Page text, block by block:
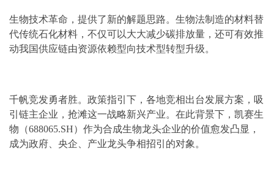
生物技术革命，提供了新的解题思路。生物法制造的材料替
代传统石化材料，不仅可以大大减少碳排放量，还可有效推
动我国供应链由资源依赖型向技术型转型升级。
千帆竞发勇者胜。政策指引下，各地竞相出台发展方案，吸
引链主企业，抢滩这一战略新兴产业。在此背景下，凯赛生
物（688065.SH）作为合成生物龙头企业的价值愈发凸显，
成为政府、央企、产业龙头争相招引的对象。